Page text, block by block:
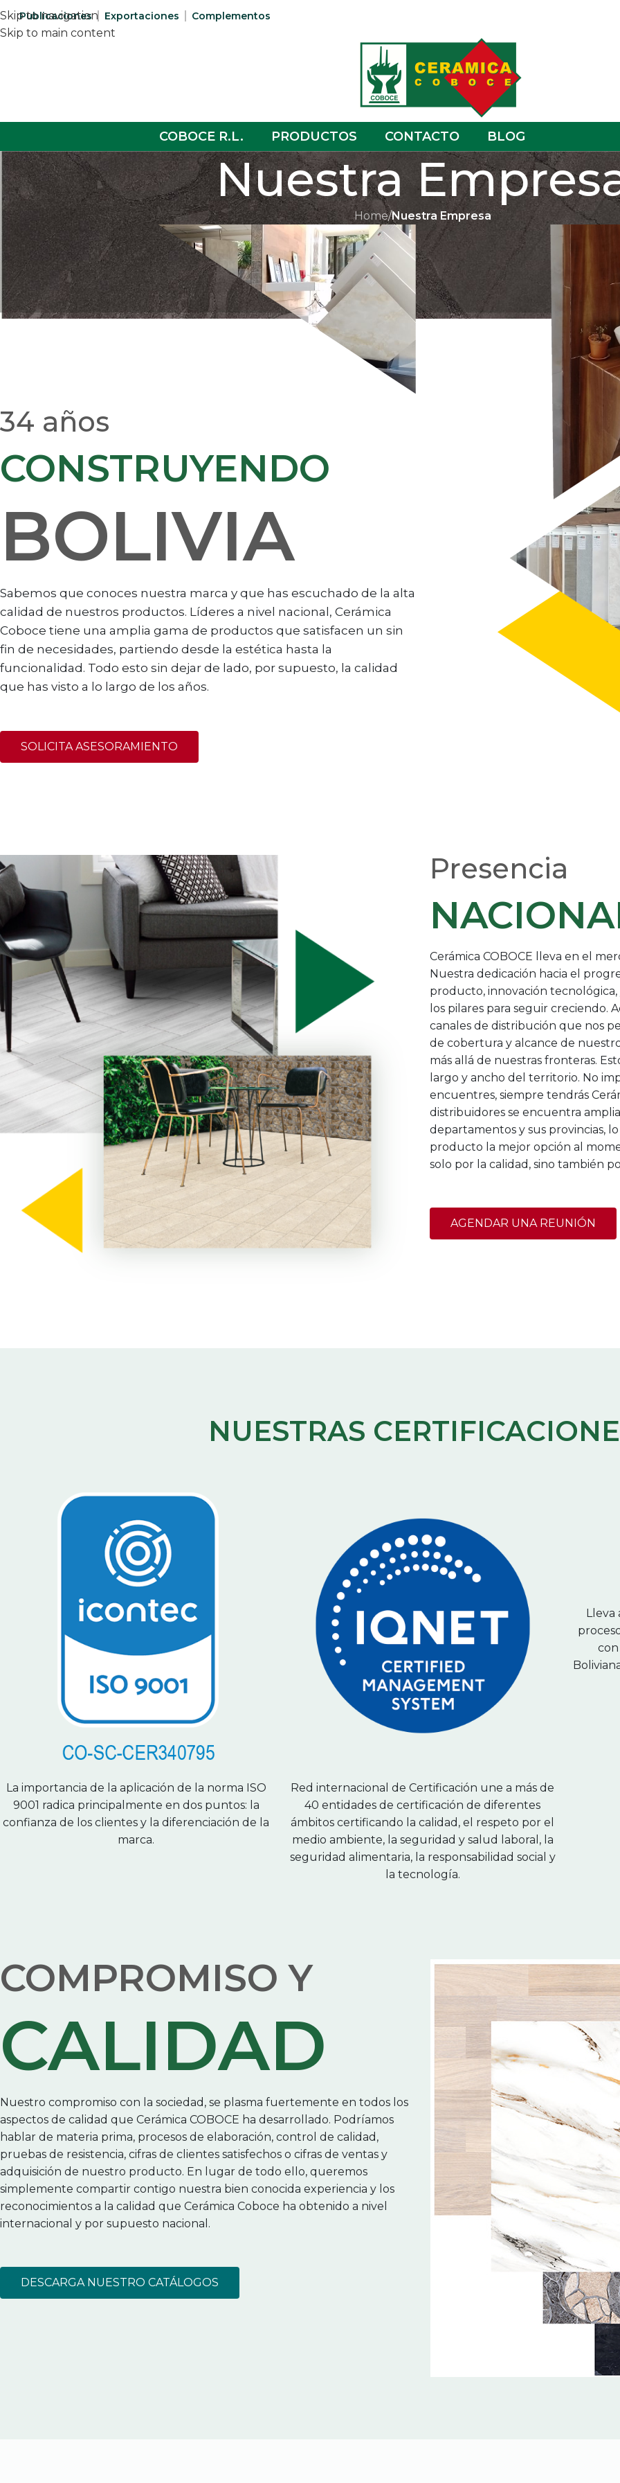
Skip to navigation
Skip to main content
Publicaciones Exportaciones Complementos
COBOCE R.L. PRODUCTOS CONTACTO BLOG
Nuestra
Home/Nuestra Empresa
34 años
CONSTRUYENDO
BOLIVIA
Sabemos que conoces nuestra marca y que has escuchado de la alta
calidad de nuestros productos. Líderes a nivel nacional, Cerámica
Coboce tiene una amplia gama de productos que satisfacen un sin
fin de necesidades, partiendo desde la estética hasta la
funcionalidad. Todo esto sin dejar de lado, por supuesto, la calidad
que has visto a lo largo de los años.
SOLICITA ASESORAMIENTO
Presencia
Cerámica COBOCE lleva en el
Nuestra dedicación hacia el
producto, innovación tecnológica,
los pilares para seguir creciendo.
canales de distribución que nos
de cobertura y alcance de
más allá de nuestras fronteras.
largo y ancho del territorio. No
encuentres, siempre tendrás
distribuidores se encuentra
departamentos y sus provincias,
producto la mejor opción al
solo por la calidad, sino también
AGENDAR UNA REUNIÓN
NUESTRAS
La importancia de la aplicación de la norma ISO
9001 radica principalmente en dos puntos: la
confianza de los clientes y la diferenciación de la
marca.
Red internacional de Certificación une a más de
40 entidades de certificación de diferentes
ámbitos certificando la calidad, el respeto por el
medio ambiente, la seguridad y salud laboral, la
seguridad alimentaria, la responsabilidad social y
la tecnología.
Lleva
COMPROMISO Y
CALIDAD
Nuestro compromiso con la sociedad, se plasma fuertemente en todos los
aspectos de calidad que Cerámica COBOCE ha desarrollado. Podríamos
hablar de materia prima, procesos de elaboración, control de calidad,
pruebas de resistencia, cifras de clientes satisfechos o cifras de ventas y
adquisición de nuestro producto. En lugar de todo ello, queremos
simplemente compartir contigo nuestra bien conocida experiencia y los
reconocimientos a la calidad que Cerámica Coboce ha obtenido a nivel
internacional y por supuesto nacional.
DESCARGA NUESTRO CATÁLOGOS